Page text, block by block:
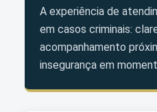
A experiência de
em casos criminais:
acompanhamento
insegurança em